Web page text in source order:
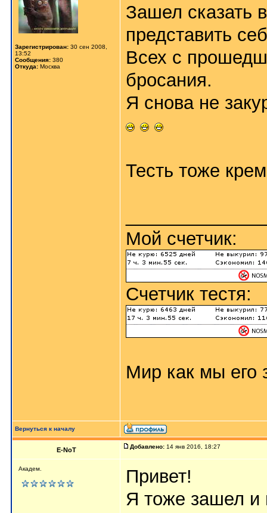
Зарегистрирован: 30 сен 2008,
13:52
Сообщения: 380
Откуда: Москва
Зашел сказать
представить
Всех с
бросания.
Я снова не
Тесть тоже
Мой счетчик:
Счетчик тестя:
Мир как мы его
Вернуться к началу
E-NoT Добавлено: 14 янв 2016, 18:27
Академ.
Привет!
Я тоже зашел и